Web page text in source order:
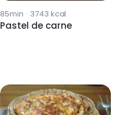
85min · 3743 kcal
Pastel de carne